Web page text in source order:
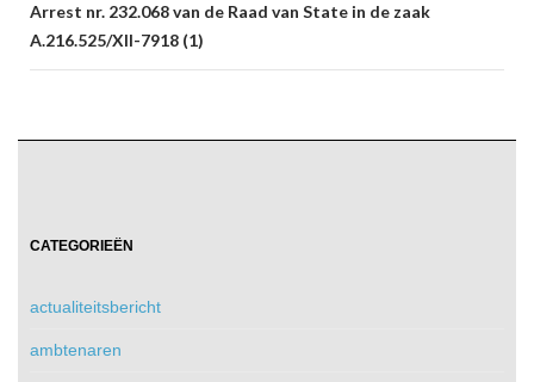
Arrest nr. 232.068 van de Raad van State in de zaak
A.216.525/XII-7918 (1)
CATEGORIEËN
actualiteitsbericht
ambtenaren